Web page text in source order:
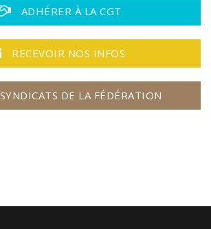
ADHÉRER À LA CGT
RECEVOIR NOS INFOS
DE LA FÉDÉRATION